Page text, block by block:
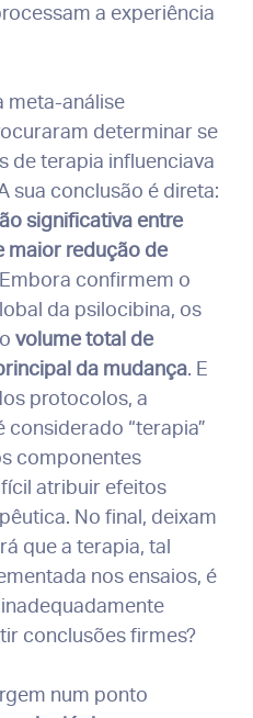
a experiência
meta-análise
determinar se
de terapia influenciava
sua conclusão é direta:
significativa entre
maior redução de
confirmem o
da psilocibina, os
volume total de
da mudança. E
protocolos, a
considerado “terapia”
componentes
atribuir efeitos
No final, deixam
que a terapia, tal
nos ensaios, é
conclusões firmes?
num ponto